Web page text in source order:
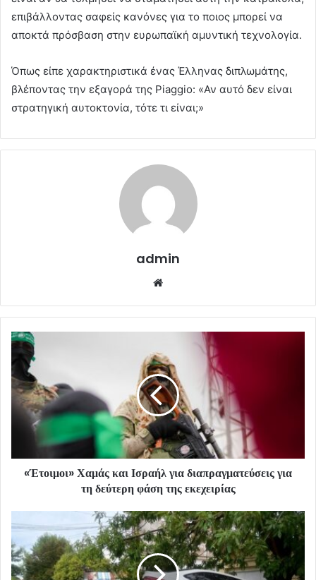
επιβάλλοντας σαφείς κανόνες για το ποιος μπορεί να
αποκτά πρόσβαση στην ευρωπαϊκή αμυντική τεχνολογία.
Όπως είπε χαρακτηριστικά ένας Έλληνας διπλωμάτης,
βλέποντας την εξαγορά της Piaggio: «Αν αυτό δεν είναι
στρατηγική αυτοκτονία, τότε τι είναι;»
admin
«Έτοιμοι» Χαμάς και Ισραήλ για διαπραγματεύσεις για
τη δεύτερη φάση της εκεχειρίας